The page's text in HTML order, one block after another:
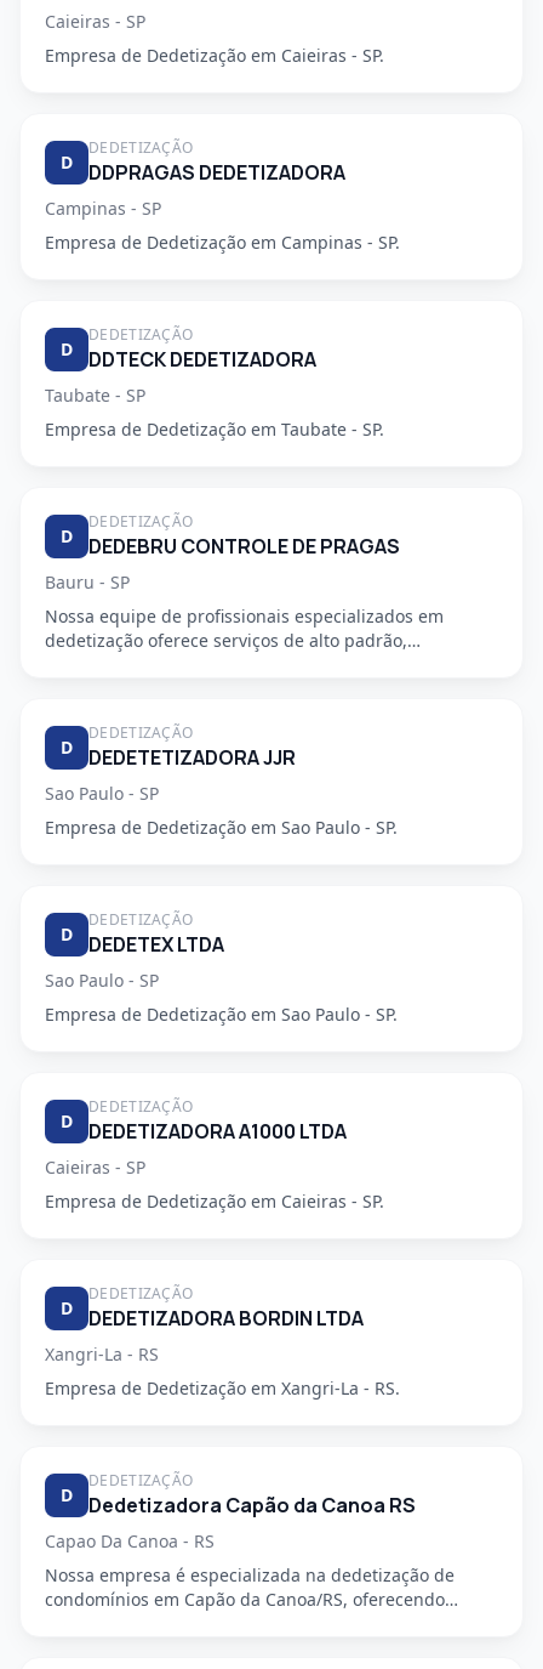
Caieiras - SP
Empresa de Dedetização em Caieiras - SP.
D
DEDETIZAÇÃO
DDPRAGAS DEDETIZADORA
Campinas - SP
Empresa de Dedetização em Campinas - SP.
D
DEDETIZAÇÃO
DDTECK DEDETIZADORA
Taubate - SP
Empresa de Dedetização em Taubate - SP.
D
DEDETIZAÇÃO
DEDEBRU CONTROLE DE PRAGAS
Bauru - SP
Nossa equipe de profissionais especializados em
dedetização oferece serviços de alto padrão,
D
DEDETIZAÇÃO
DEDETETIZADORA JJR
Sao Paulo - SP
Empresa de Dedetização em Sao Paulo - SP.
D
DEDETIZAÇÃO
DEDETEX LTDA
Sao Paulo - SP
Empresa de Dedetização em Sao Paulo - SP.
D
DEDETIZAÇÃO
DEDETIZADORA A1000 LTDA
Caieiras - SP
Empresa de Dedetização em Caieiras - SP.
D
DEDETIZAÇÃO
DEDETIZADORA BORDIN LTDA
Xangri-La - RS
Empresa de Dedetização em Xangri-La - RS.
D
DEDETIZAÇÃO
Dedetizadora Capão da Canoa RS
Capao Da Canoa - RS
Nossa empresa é especializada na dedetização de
condomínios em Capão da Canoa/RS, oferecendo